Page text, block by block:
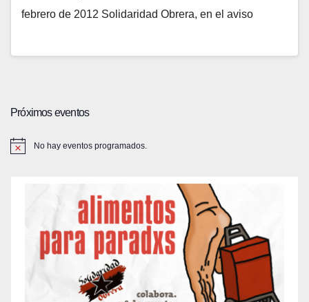
febrero de 2012 Solidaridad Obrera, en el aviso
Próximos eventos
No hay eventos programados.